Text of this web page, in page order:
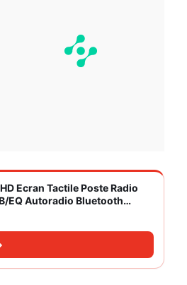
Ecran Tactile Poste Radio
EQ Autoradio Bluetooth